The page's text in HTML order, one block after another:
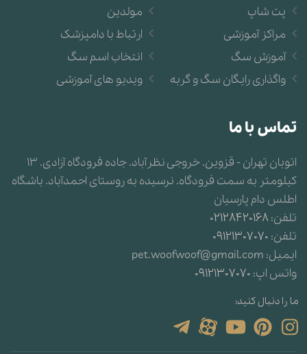
مولدین
ارتباط با دامپزشک
انتخاب اسم سگ
ویدیو های آموزشی
پت شاپ
مراکز آموزشی
آموزش سگ
واگذاری رایگان سگ و گربه
تماس با ما
اتوبان تهران - قزوین. خروجی نظرآباد. جاده فرودگاه آزادی. 13
کیلومتر به سمت فرودگاه. نرسیده به روستای احمدآباد. باشگاه
اطلس دام پارسیان
تلفن:02128420168
تلفن: 09121307070
ایمیل: pet.woofwoof@gmail.com
واتس اپ: 09121307070
ما را دنبال کنید: